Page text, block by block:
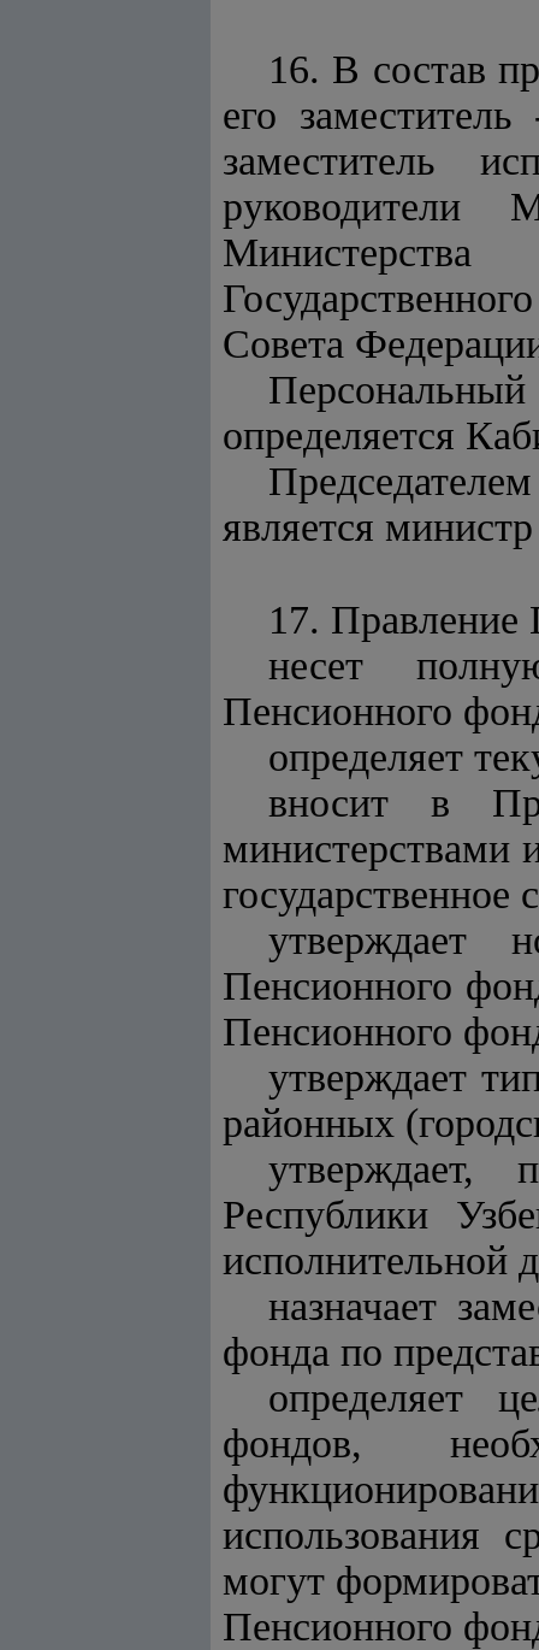
16. В состав
его
заместитель
руководители
Совета
определяется
является
17. Правление
несет
Пенсионного
определяет
вносит в
министерствами
государственное
утверждает
Пенсионного
Пенсионного
утверждает
районных
утверждает,
Республики
исполнительной
назначает
фонда по
определяет
фондов,
использования
могут
Пенсионного